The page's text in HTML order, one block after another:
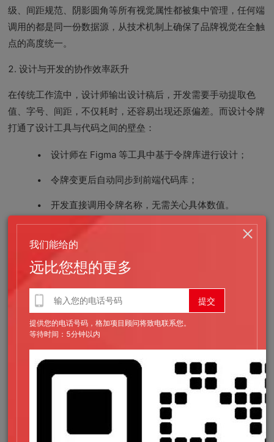
级、间距规范、阴影圆角等所有视觉属性都被集中管理，任何端
调用的都是同一份数据源，从技术机制上确保了品牌视觉在全触
点的高度统一。
2. 设计与开发的协作效率跃升
在传统工作流中，设计师输出设计稿后，开发需要手动提取色
值、字号、间距，不仅耗时，还容易出现还原偏差。而设计令牌
打通了设计工具与代码之间的壁垒：
设计师在 Figma 等工具中基于令牌库进行设计；
令牌变更后自动同步到前端代码库；
开发直接调用令牌名称，无需关心具体数值。
这种模式将 "视觉还原" 这一反复沟通的环节从协作流程中基本
消除，让设计与开发团队都能聚焦于更高价值的工作。
3. 品牌迭代的低成本可控性
品牌视觉并非一成不变。从节日主题皮肤到品牌 VI 升级，从深
色模式适配到多品牌线差异化，高端品牌经常面临视觉调整需
求。在没有设计令牌的项目中，一次品牌主色调整可能需要开发
逐页面排查修改，耗时数天且容易遗漏。而在令牌体系下，只需
修改基础令牌中的一个变量值，全站所有引用位置自动同步生
效，迭代成本降低 80% 以上，同时零遗漏风险。
设计令牌是整个设计系统的 "DNA"。组件库、页面模板、交互
我们能给的
远比您想的更多
提供您的电话号码，格加项目顾问将致电联系您。
等待时间：5分钟以内